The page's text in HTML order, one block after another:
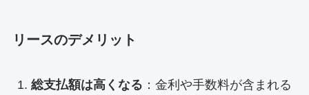
リースのデメリット
総支払額は高くなる ：金利や手数料が含まれる